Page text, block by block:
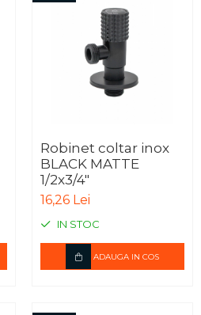
Robinet coltar inox
BLACK MATTE
1/2x3/4"
16,26 Lei
IN STOC
ADAUGA IN COS